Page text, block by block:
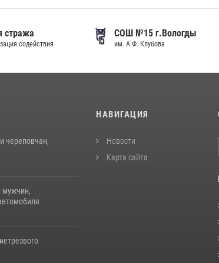
стража
содействия
СОШ №15 г.Вологды
им. А.Ф. Клубова
череповчан,
мужчин,
НАВИГАЦИЯ
Новости
Карта сайта